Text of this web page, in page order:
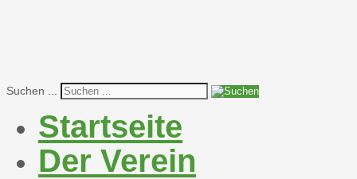
Suchen ...
Startseite
Der Verein